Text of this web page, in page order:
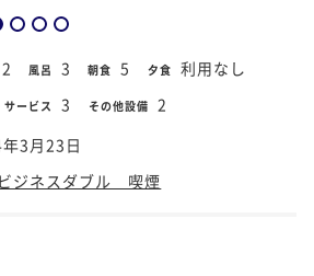
2 風呂 3 朝食 5 夕食 利用なし
サービス 3 その他設備 2
3月23日
ジネスダブル 喫煙